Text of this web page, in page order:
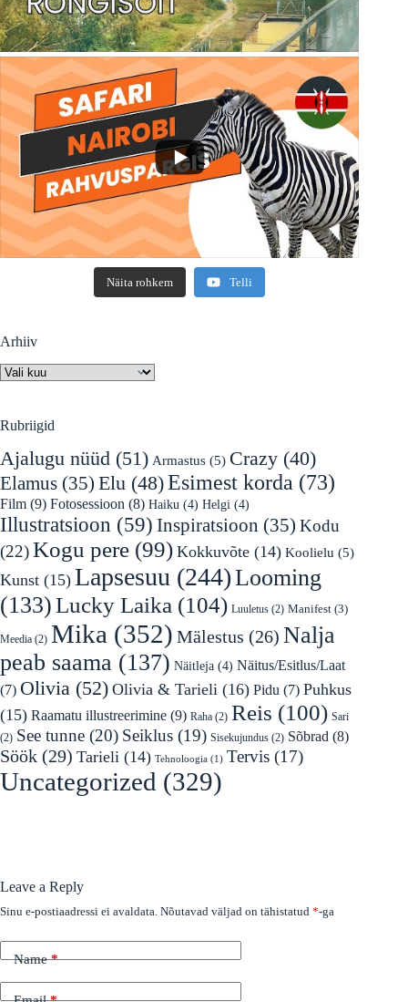
Näita rohkem Telli
Arhiiv
Arhiiv
Rubriigid
Ajalugu nüüd (51) Armastus (5) Crazy (40)
Elamus (35) Elu (48)Esimest korda (73)
Film (9) Fotosessioon (8) Haiku (4) Helgi (4)
Illustratsioon (59) Inspiratsioon (35) Kodu
(22)Kogu pere (99) Kokkuvõte (14) Koolielu (5)
Kunst (15) Lapsesuu (244)Looming
(133)Lucky Laika (104) Luuletus (2) Manifest (3)
Meedia (2) Mika (352) Mälestus (26) Nalja
peab saama (137) Näitleja (4) Näitus/Esitlus/Laat
(7) Olivia (52) Olivia & Tarieli (16) Pidu (7) Puhkus
(15) Raamatu illustreerimine (9) Raha (2) Reis (100) Sari
(2) See tunne (20) Seiklus (19) Sisekujundus (2) Sõbrad (8)
Söök (29) Tarieli (14) Tehnoloogia (1) Tervis (17)
Uncategorized (329)
Leave a Reply
Sinu e-postiaadressi ei avaldata. Nõutavad väljad on tähistatud *-ga
Name*